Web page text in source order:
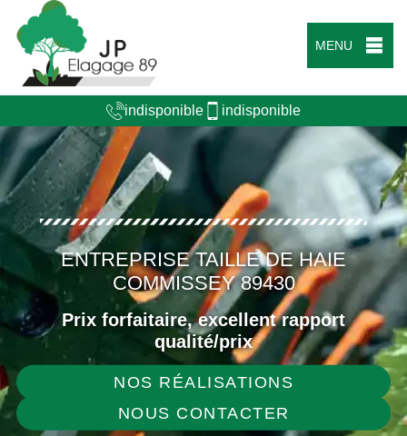
MENU
indisponible indisponible
ENTREPRISE TAILLE DE HAIE
COMMISSEY 89430
Prix forfaitaire, excellent rapport
qualité/prix
NOS RÉALISATIONS
NOUS CONTACTER